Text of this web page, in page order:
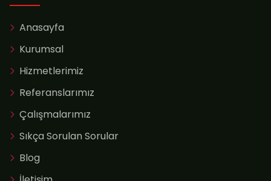
Anasayfa
Kurumsal
Hizmetlerimiz
Referanslarımız
Çalışmalarımız
Sıkça Sorulan Sorular
Blog